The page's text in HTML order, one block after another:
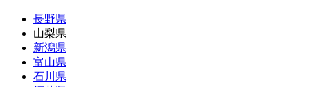
長野県
山梨県
新潟県
富山県
石川県